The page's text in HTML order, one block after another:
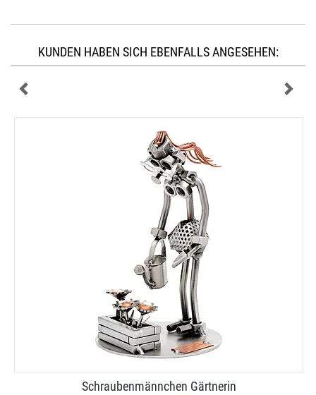
KUNDEN HABEN SICH EBENFALLS ANGESEHEN:
Schraubenmännchen Gärtnerin